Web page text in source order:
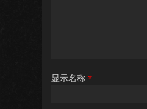
显示名称 *